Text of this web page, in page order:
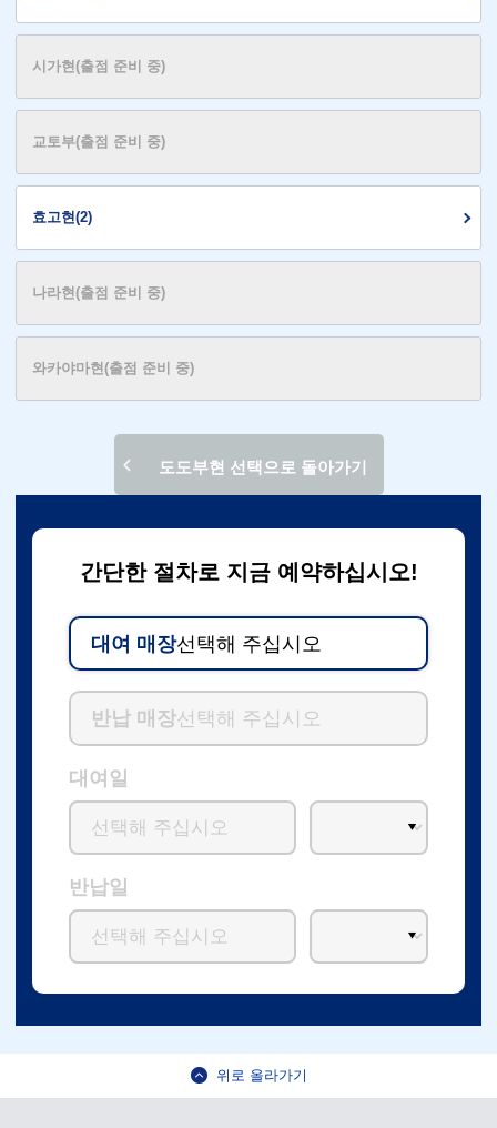
시가현(출점 준비 중)
교토부(출점 준비 중)
효고현(2)
나라현(출점 준비 중)
와카야마현(출점 준비 중)
도도부현 선택으로 돌아가기
간단한 절차로 지금 예약하십시오!
대여 매장선택해 주십시오
반납 매장선택해 주십시오
대여일
반납일
위로 올라가기